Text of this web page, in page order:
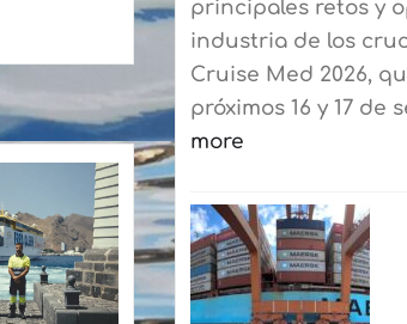
a
los
residentes
principales retos y
industria de los
Cruise Med 2026,
próximos 16 y 17 de
more
Seatrade
Cruise
Med
reunirá